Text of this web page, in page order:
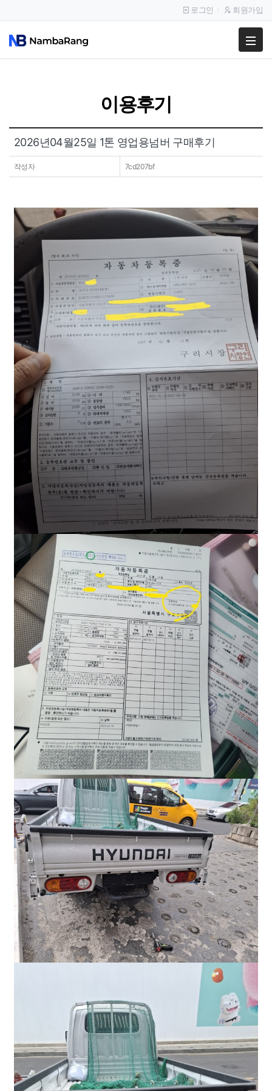
팔고
공지사항
이용후기
로그인 회원가입
이용후기
2026년04월25일 1톤 영업용넘버 구매후기
작성자 7cd207bf